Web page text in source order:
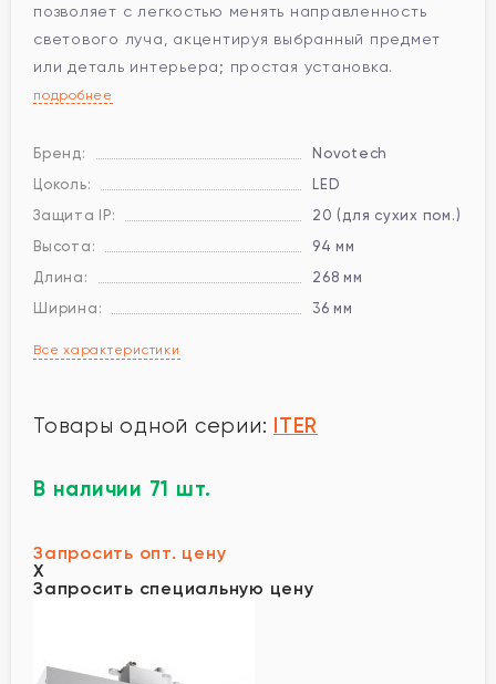
позволяет с легкостью менять направленность
светового луча, акцентируя выбранный предмет
или деталь интерьера; простая установка.
подробнее
Бренд:
Novotech
Цоколь:
LED
Защита IP:
20 (для сухих пом.)
Высота:
94 мм
Длина:
268 мм
Ширина:
36 мм
Все характеристики
Товары одной серии: ITER
В наличии 71 шт.
Запросить опт. цену
X
Запросить специальную цену